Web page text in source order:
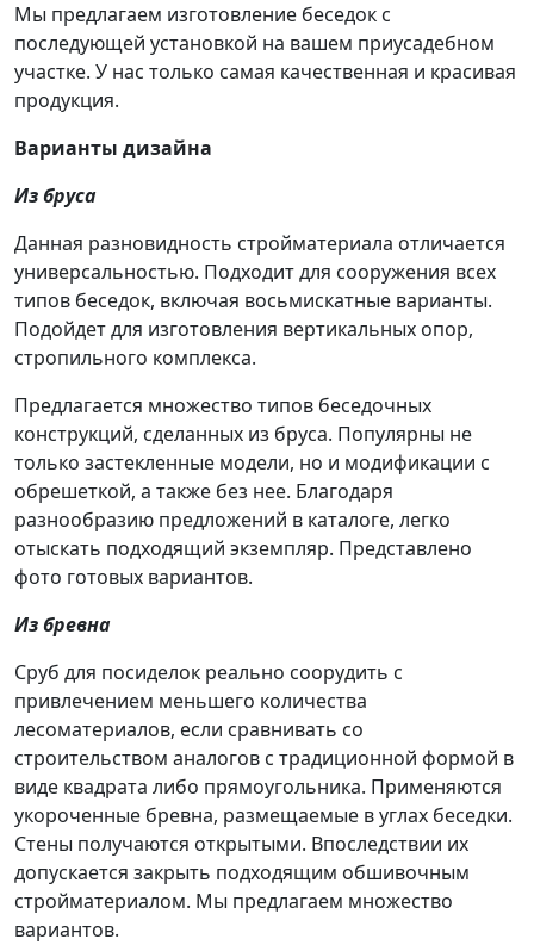
Мы предлагаем изготовление беседок с
последующей установкой на вашем приусадебном
участке. У нас только самая качественная и красивая
продукция.
Варианты дизайна
Из бруса
Данная разновидность стройматериала отличается
универсальностью. Подходит для сооружения всех
типов беседок, включая восьмискатные варианты.
Подойдет для изготовления вертикальных опор,
стропильного комплекса.
Предлагается множество типов беседочных
конструкций, сделанных из бруса. Популярны не
только застекленные модели, но и модификации с
обрешеткой, а также без нее. Благодаря
разнообразию предложений в каталоге, легко
отыскать подходящий экземпляр. Представлено
фото готовых вариантов.
Из бревна
Сруб для посиделок реально соорудить с
привлечением меньшего количества
лесоматериалов, если сравнивать со
строительством аналогов с традиционной формой в
виде квадрата либо прямоугольника. Применяются
укороченные бревна, размещаемые в углах беседки.
Стены получаются открытыми. Впоследствии их
допускается закрыть подходящим обшивочным
стройматериалом. Мы предлагаем множество
вариантов.